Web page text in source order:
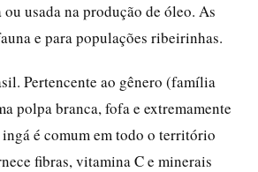
usada na produção de óleo. As
e para populações ribeirinhas.
Pertencente ao gênero (família
polpa branca, fofa e extremamente
é comum em todo o território
fibras, vitamina C e minerais